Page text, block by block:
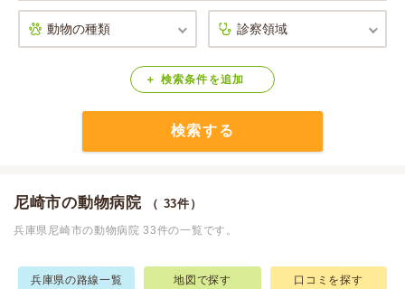
口コミ検索
Calooペットとは？ 検索条件 を追加
検索する
尼崎市の動物病院 （ 33件）
兵庫県尼崎市の動物病院 33件の一覧です。
兵庫県の路線一覧 地図で探す 口コミを探す